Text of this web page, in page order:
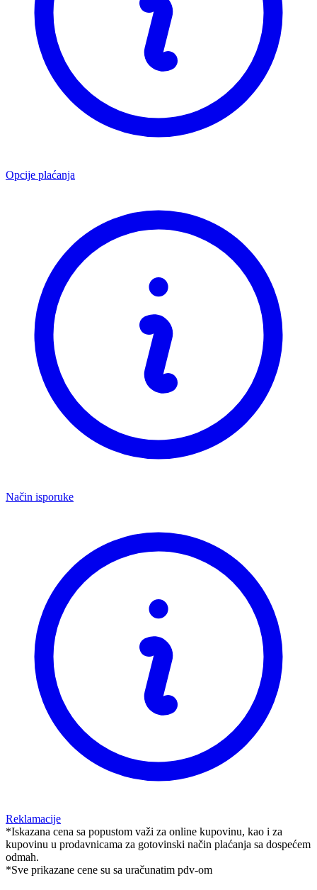
Opcije plaćanja
Način isporuke
Reklamacije
*Iskazana cena sa popustom važi za online kupovinu, kao i za
kupovinu u prodavnicama za gotovinski način plaćanja sa dospećem
odmah.
*Sve prikazane cene su sa uračunatim pdv-om